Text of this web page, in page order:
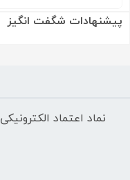
پیشنهادات شگفت انگیز
نماد اعتماد الکترونیکی